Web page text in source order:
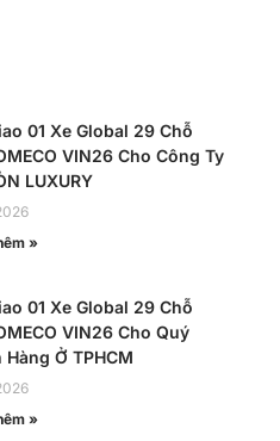
01 Xe Global 29 Chỗ
VIN26 Cho Công Ty
LUXURY
»
01 Xe Global 29 Chỗ
VIN26 Cho Quý
Hàng Ở TPHCM
»